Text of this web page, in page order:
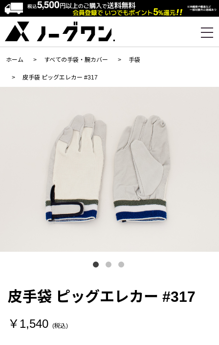
ホーム > すべての手袋・腕カバー > 手袋
> 皮手袋 ピッグエレカー #317
皮手袋 ピッグエレカー #317
￥1,540 (税込)